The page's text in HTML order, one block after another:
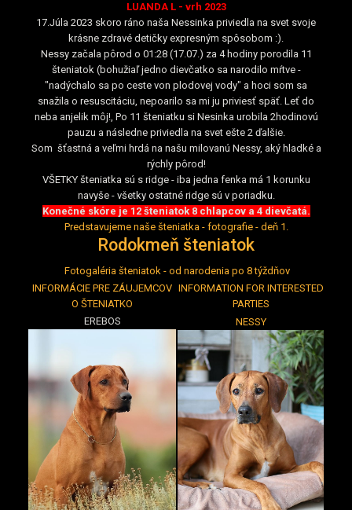
LUANDA L - vrh 2023
17.Júla 2023 skoro ráno naša Nessinka priviedla na svet svoje
krásne zdravé detičky expresným spôsobom :).
Nessy začala pôrod o 01:28 (17.07.) za 4 hodiny porodila 11
šteniatok (bohužiaľ jedno dievčatko sa narodilo mŕtve -
"nadýchalo sa po ceste von plodovej vody" a hoci som sa
snažila o resuscitáciu, nepoarilo sa mi ju priviesť späť. Leť do
neba anjelik môj!, Po 11 šteniatku si Nesinka urobila 2hodinovú
pauzu a následne priviedla na svet ešte 2 ďalšie.
Som šťastná a veľmi hrdá na našu milovanú Nessy, aký hladké a
rýchly pôrod!
VŠETKY šteniatka sú s ridge - iba jedna fenka má 1 korunku
navyše - všetky ostatné ridge sú v poriadku.
Konečné skóre je 12 šteniatok 8 chlapcov a 4 dievčatá.
Predstavujeme naše šteniatka - fotografie - deň 1.
Rodokmeň šteniatok
Fotogaléria šteniatok - od narodenia po 8 týždňov
INFORMÁCIE PRE ZÁUJEMCOV
O ŠTENIATKO
INFORMATION FOR INTERESTED
PARTIES
EREBOS
NESSY